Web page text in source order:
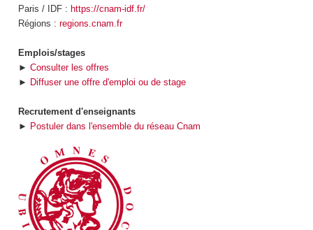
Paris / IDF : https://cnam-idf.fr/
Régions : regions.cnam.fr
Emplois/stages
► Consulter les offres
► Diffuser une offre d'emploi ou de stage
Recrutement d'enseignants
► Postuler dans l'ensemble du réseau Cnam